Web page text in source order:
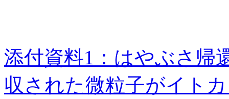
添付資料1：はやぶさ帰
収された微粒子がイト